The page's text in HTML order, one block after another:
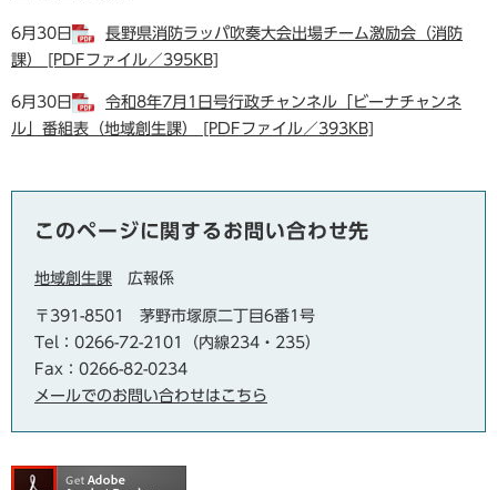
6月30日
長野県消防ラッパ吹奏大会出場チーム激励会（消防
課） [PDFファイル／395KB]
6月30日
令和8年7月1日号行政チャンネル「ビーナチャンネ
ル」番組表（地域創生課） [PDFファイル／393KB]
このページに関するお問い合わせ先
地域創生課 広報係
〒391-8501
茅野市塚原二丁目6番1号
Tel：0266-72-2101（内線234・235）
Fax：0266-82-0234
メールでのお問い合わせはこちら